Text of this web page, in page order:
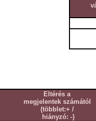
Eltérés a
megjelentek számától
(többlet:+ /
hiányzó: -)